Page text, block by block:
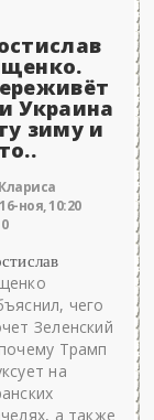
Украина
зиму и
Клариса
16-ноя, 10:20
0
чего
Зеленский
Трамп
на
а также